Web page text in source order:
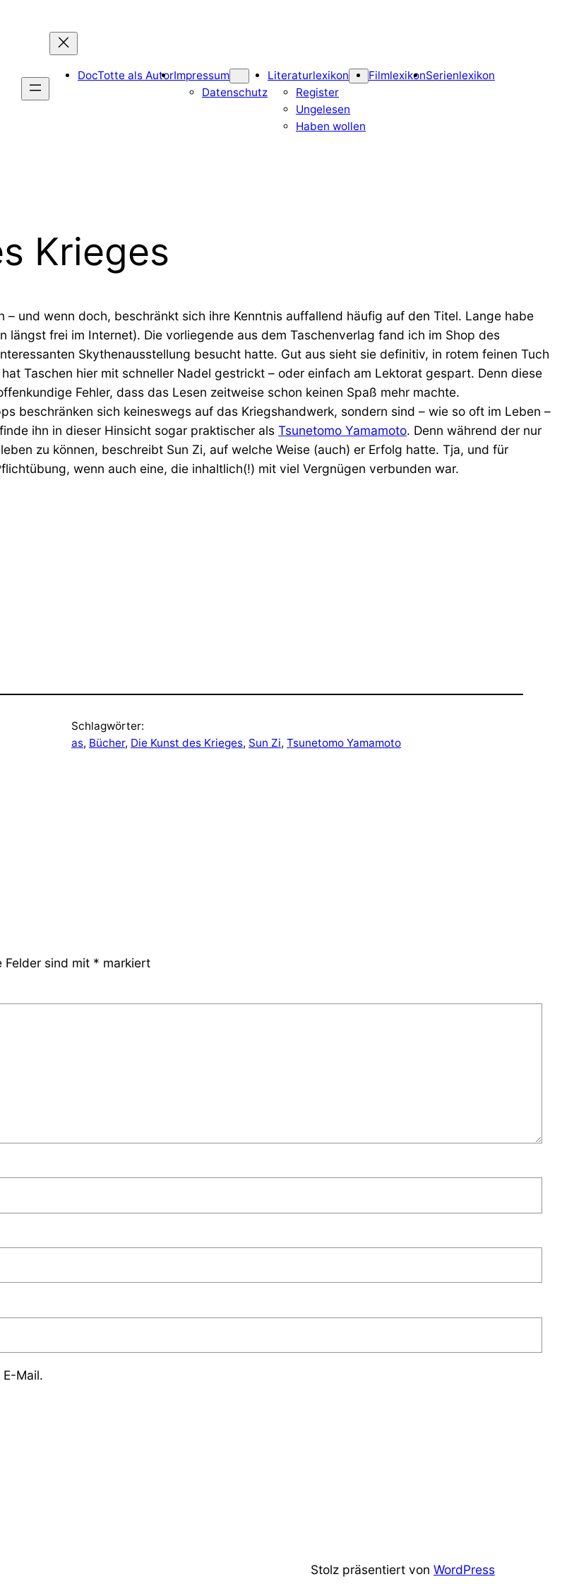
DocTotte als AutorImpressum
Datenschutz
Literaturlexikon
Register
Ungelesen
Haben wollen
FilmlexikonSerienlexikon
Krieges
– und wenn doch, beschränkt sich ihre Kenntnis auffallend häufig auf den Titel. Lange habe
frei im Internet). Die vorliegende aus dem Taschenverlag fand ich im Shop des
Skythenausstellung besucht hatte. Gut aus sieht sie definitiv, in rotem feinen Tuch
Taschen hier mit schneller Nadel gestrickt – oder einfach am Lektorat gespart. Denn diese
Fehler, dass das Lesen zeitweise schon keinen Spaß mehr machte.
beschränken sich keineswegs auf das Kriegshandwerk, sondern sind – wie so oft im Leben –
ihn in dieser Hinsicht sogar praktischer als Tsunetomo Yamamoto. Denn während der nur
zu können, beschreibt Sun Zi, auf welche Weise (auch) er Erfolg hatte. Tja, und für
wenn auch eine, die inhaltlich(!) mit viel Vergnügen verbunden war.
Schlagwörter:
as, Bücher, Die Kunst des Krieges, Sun Zi, Tsunetomo Yamamoto
Felder sind mit * markiert
Mail.
Stolz präsentiert von WordPress